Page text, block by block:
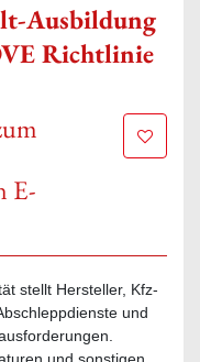
Ausbildung
Richtlinie
E-
Zur
stellt Hersteller, Kfz-
und
und sonstigen